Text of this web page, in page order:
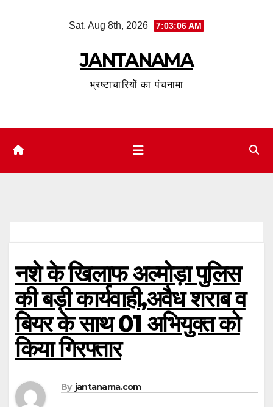
Sat. Aug 8th, 2026 7:03:07 AM
JANTANAMA
भ्रष्टाचारियों का पंचनामा
नशे के खिलाफ अल्मोड़ा पुलिस
की बड़ी कार्यवाही,अवैध शराब व
बियर के साथ 01 अभियुक्त को
किया गिरफ्तार
By jantanama.com